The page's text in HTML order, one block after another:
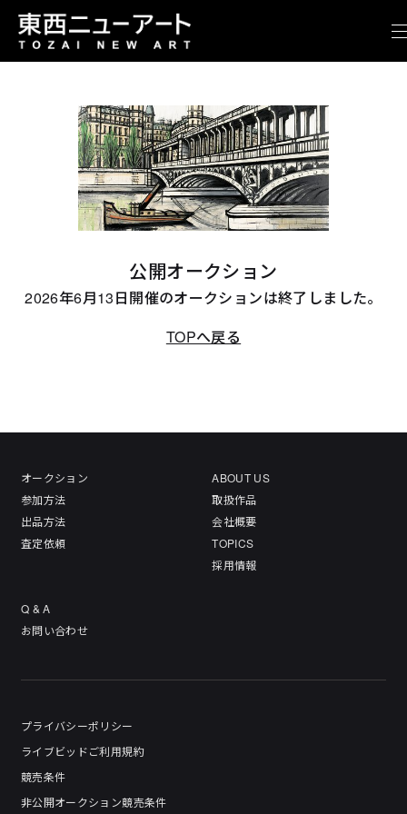
公開オークション
2026年6月13日開催のオークションは終了しました。
TOPへ戻る
オークション
参加方法
出品方法
査定依頼
ABOUT US
取扱作品
会社概要
TOPICS
採用情報
Q & A
お問い合わせ
プライバシーポリシー
ライブビッドご利用規約
競売条件
非公開オークション競売条件